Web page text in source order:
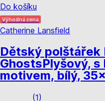
Do košíku
Výhodná cena
Catherine Lansfield
Dětský polštářek
GhostsPlyšový,
motivem, bílý,
(1)